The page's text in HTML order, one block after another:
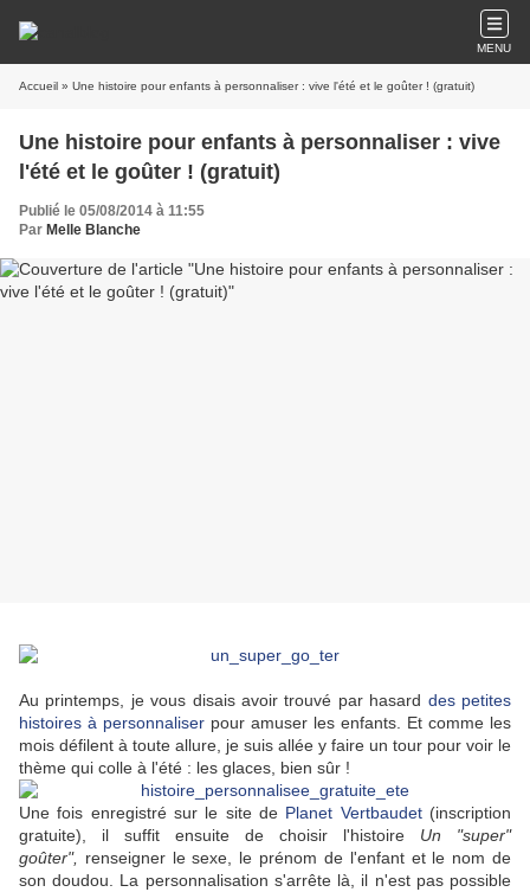
MENU
Accueil » Une histoire pour enfants à personnaliser : vive l'été et le goûter ! (gratuit)
Une histoire pour enfants à personnaliser : vive
l'été et le goûter ! (gratuit)
Publié le 05/08/2014 à 11:55
Par Melle Blanche
Au printemps, je vous disais avoir trouvé par hasard des petites
histoires à personnaliser pour amuser les enfants. Et comme les
mois défilent à toute allure, je suis allée y faire un tour pour voir le
thème qui colle à l'été : les glaces, bien sûr !
Une fois enregistré sur le site de Planet Vertbaudet(inscription
gratuite), il suffit ensuite de choisir l'histoire Un "super"
goûter",
renseigner le sexe, le prénom de l'enfant et le nom de
son doudou. La personnalisation s'arrête là, il n'est pas possible